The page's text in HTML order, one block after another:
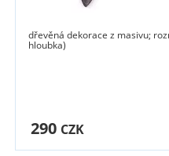
dřevěná dekorace z masivu;
hloubka)
290 CZK